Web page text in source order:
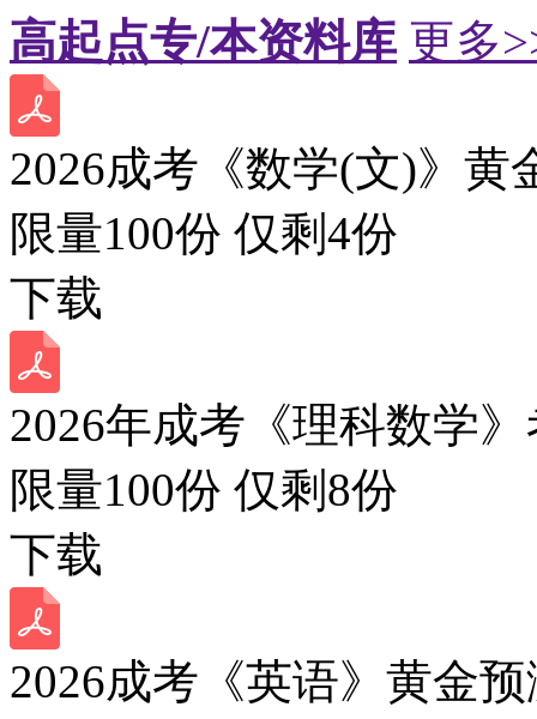
高起点专/本资料库 更多
2026成考《数学(文)》黄
限量100份 仅剩4份
下载
2026年成考《理科数学
限量100份 仅剩 8份
下载
2026成考《英语》黄金